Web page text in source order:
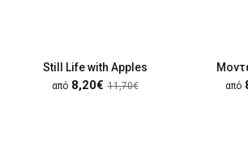
Still Life with Apples
από 8,20€ 11,70€ από